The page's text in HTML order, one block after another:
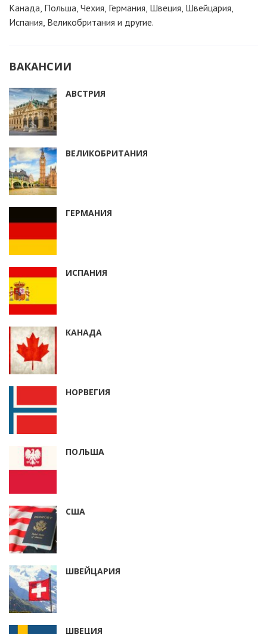
Канада, Польша, Чехия, Германия, Швеция, Швейцария,
Испания, Великобритания и другие.
ВАКАНСИИ
АВСТРИЯ
ВЕЛИКОБРИТАНИЯ
ГЕРМАНИЯ
ИСПАНИЯ
КАНАДА
НОРВЕГИЯ
ПОЛЬША
США
ШВЕЙЦАРИЯ
ШВЕЦИЯ